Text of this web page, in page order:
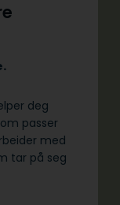
deg
passer
med
tar på seg